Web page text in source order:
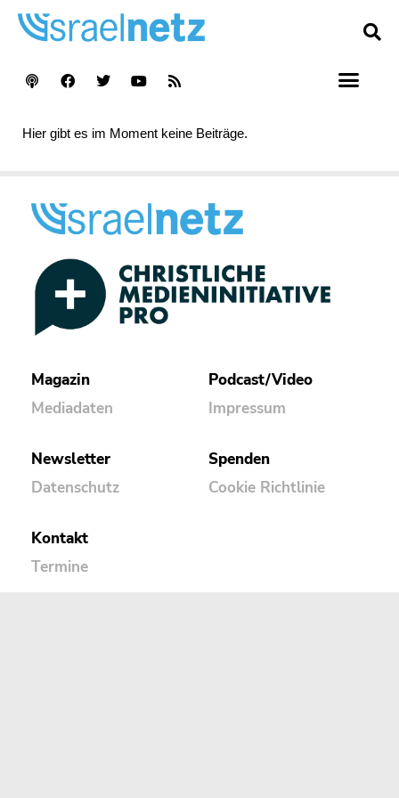
Hier gibt es im Moment keine Beiträge.
Magazin
Mediadaten
Podcast/Video
Impressum
Newsletter
Datenschutz
Spenden
Cookie Richtlinie
Kontakt
Termine